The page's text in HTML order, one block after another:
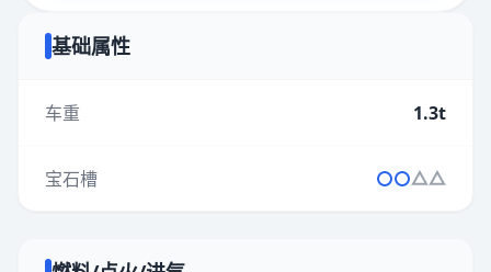
基础属性
车重 1.3t
宝石槽